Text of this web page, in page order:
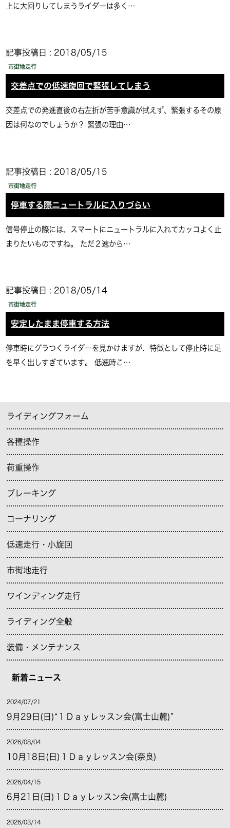
上に大回りしてしまうライダーは多く…
記事投稿日 : 2018/05/15
市街地走行
交差点での低速旋回で緊張してしまう
交差点での発進直後の右左折が苦手意識が拭えず、緊張するその原
因は何なのでしょうか？ 緊張の理由…
記事投稿日 : 2018/05/15
市街地走行
停車する際ニュートラルに入りづらい
信号停止の際には、スマートにニュートラルに入れてカッコよく止
まりたいものですね。 ただ２速から…
記事投稿日 : 2018/05/14
市街地走行
安定したまま停車する方法
停車時にグラつくライダーを見かけますが、特徴として停止時に足
を早く出しすぎています。 低速時こ…
ライディングフォーム
各種操作
荷重操作
ブレーキング
コーナリング
低速走行・小旋回
市街地走行
ワインディング走行
ライディング全般
装備・メンテナンス
新着ニュース
2024/07/21
9月29日(日)“１Ｄａｙレッスン会(富士山麓)”
2026/08/04
10月18日(日)１Ｄａｙレッスン会(奈良)
2026/04/15
6月21日(日)１Ｄａｙレッスン会(富士山麓)
2026/03/14